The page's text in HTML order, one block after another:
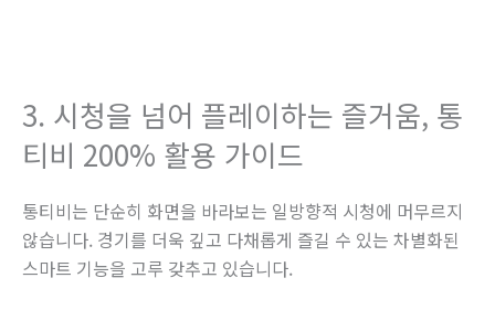
3. 시청을 넘어 플레이하는 즐거움, 통
티비 200% 활용 가이드
통티비는 단순히 화면을 바라보는 일방향적 시청에 머무르지
않습니다. 경기를 더욱 깊고 다채롭게 즐길 수 있는 차별화된
스마트 기능을 고루 갖추고 있습니다.